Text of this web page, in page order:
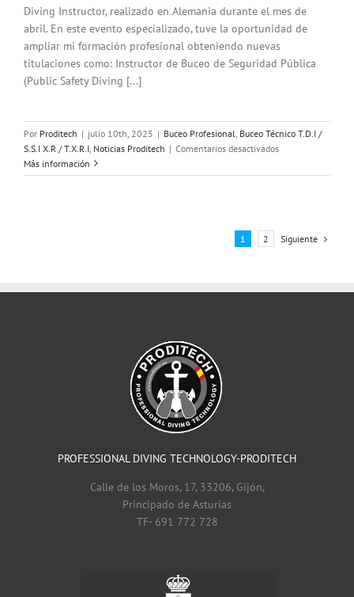
Diving Instructor, realizado en Alemania durante el mes de
abril. En este evento especializado, tuve la oportunidad de
ampliar mi formación profesional obteniendo nuevas
titulaciones como: Instructor de Buceo de Seguridad Pública
(Public Safety Diving [...]
Por Proditech | julio 10th, 2025 | Buceo Profesional Buceo Técnico T.D.I /
S.S.I X.R / T.X.R.I Noticias Proditech | Comentarios desactivadosen
Europea
de
Más información
1 2 Siguiente
PROFESSIONAL DIVING TECHNOLOGY-PRODITECH
Calle de los Moros, 17, 33206, Gijón,
Principado de Asturias
TF- 691 772 728